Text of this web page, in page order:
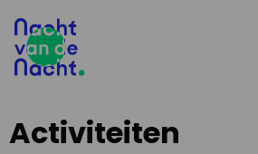
Activiteiten